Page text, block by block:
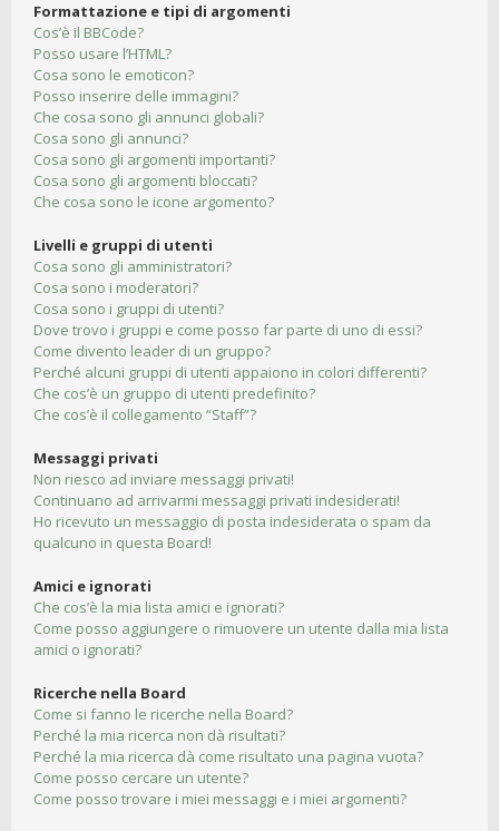
Formattazione e tipi di argomenti
Cos’è il BBCode?
Posso usare l’HTML?
Cosa sono le emoticon?
Posso inserire delle immagini?
Che cosa sono gli annunci globali?
Cosa sono gli annunci?
Cosa sono gli argomenti importanti?
Cosa sono gli argomenti bloccati?
Che cosa sono le icone argomento?
Livelli e gruppi di utenti
Cosa sono gli amministratori?
Cosa sono i moderatori?
Cosa sono i gruppi di utenti?
Dove trovo i gruppi e come posso far parte di uno di essi?
Come divento leader di un gruppo?
Perché alcuni gruppi di utenti appaiono in colori differenti?
Che cos’è un gruppo di utenti predefinito?
Che cos’è il collegamento “Staff”?
Messaggi privati
Non riesco ad inviare messaggi privati!
Continuano ad arrivarmi messaggi privati indesiderati!
Ho ricevuto un messaggio di posta indesiderata o spam da
qualcuno in questa Board!
Amici e ignorati
Che cos’è la mia lista amici e ignorati?
Come posso aggiungere o rimuovere un utente dalla mia lista
amici o ignorati?
Ricerche nella Board
Come si fanno le ricerche nella Board?
Perché la mia ricerca non dà risultati?
Perché la mia ricerca dà come risultato una pagina vuota?
Come posso cercare un utente?
Come posso trovare i miei messaggi e i miei argomenti?